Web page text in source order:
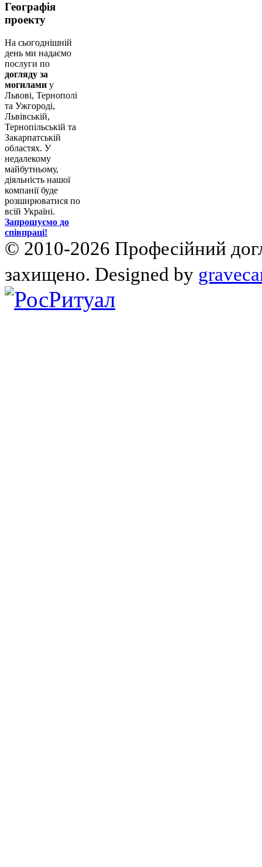
Географія
проекту
На сьогоднішній
день ми надаємо
послуги по
догляду за
могилами у
Львові, Тернополі
та Ужгороді,
Львівській,
Тернопільській та
Закарпатській
областях. У
недалекому
майбутньому,
діяльність нашої
компанії буде
розширюватися по
всій Україні.
Запрошуємо до
співпраці!
© 2010-2026 Професійний
захищено. Designed by